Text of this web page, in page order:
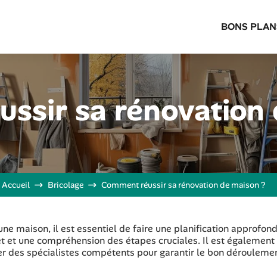
BONS
sa rénovation
Accueil Bricolage Comment réussir sa rénovation de maison ?
maison, il est essentiel de faire une planification
une compréhension des étapes cruciales. Il est également
des spécialistes compétents pour garantir le bon